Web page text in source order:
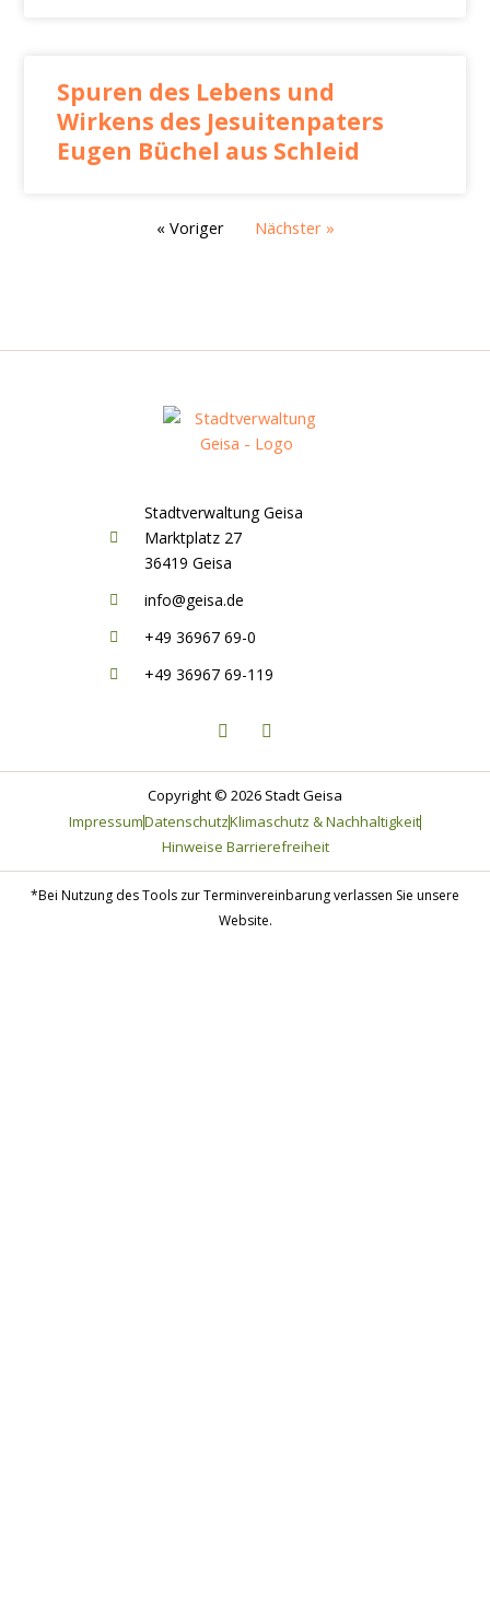
Spuren des Lebens und
Wirkens des Jesuitenpaters
Eugen Büchel aus Schleid
« Voriger Nächster »
Stadtverwaltung Geisa
Marktplatz 27
36419 Geisa
info@geisa.de
+49 36967 69-0
+49 36967 69-119
a
c
b
o
o
k
-
n
s
a
g
a
m
Copyright © 2026 Stadt Geisa
ImpressumDatenschutzKlimaschutz & Nachhaltigkeit
Hinweise Barrierefreiheit
*Bei Nutzung des Tools zur Terminvereinbarung verlassen Sie unsere
Website.